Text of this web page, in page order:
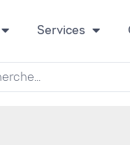
Services